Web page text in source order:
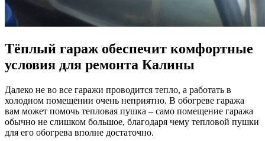
Тёплый гараж обеспечит комфортные
условия для ремонта Калины
Далеко не во все гаражи проводится тепло, а работать в
холодном помещении очень неприятно. В обогреве гаража
вам может помочь тепловая пушка – само помещение гаража
обычно не слишком большое, благодаря чему тепловой пушки
для его обогрева вполне достаточно.